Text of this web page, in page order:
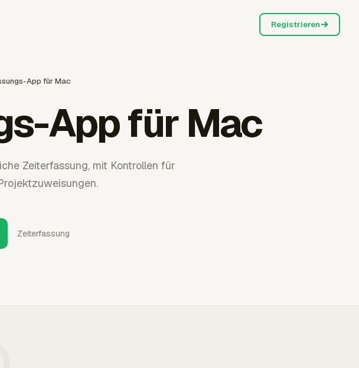
Registrieren
App für Mac
App für Mac
Zeiterfassung, mit Kontrollen für
Zeiterfassung